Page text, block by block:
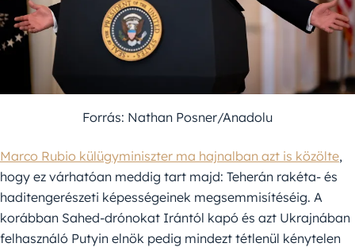
Forrás: Nathan Posner/Anadolu
Marco Rubio külügyminiszter ma hajnalban azt is közölte,
hogy ez várhatóan meddig tart majd: Teherán rakéta- és
haditengerészeti képességeinek megsemmisítéséig. A
korábban Sahed-drónokat Irántól kapó és azt Ukrajnában
felhasználó Putyin elnök pedig mindezt tétlenül kénytelen